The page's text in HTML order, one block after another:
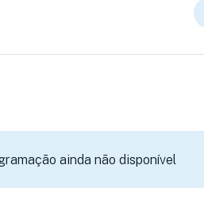
ainda não disponível